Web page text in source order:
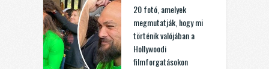
20 fotó, amelyek
megmutatják, hogy mi
történik valójában a
Hollywoodi
filmforgatásokon